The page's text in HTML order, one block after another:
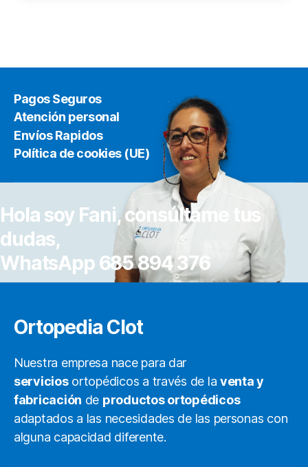
Pagos Seguros
Atención personal
Envíos Rapidos
Política de cookies (UE)
Hola soy Fani, consúltame tus
dudas,
WhatsApp 685 894 376
Ortopedia Clot
Nuestra empresa nace para dar
serviciosortopédicos a través de laventa y
fabricación de productos ortopédicos
adaptados a las necesidades de las personas con
alguna capacidad diferente.